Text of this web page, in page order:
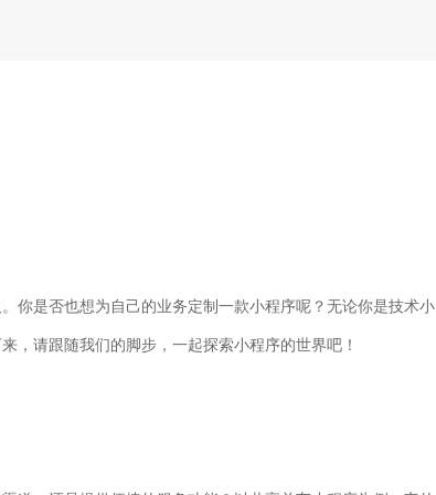
你是否也想为自己的业务定制一款小程序呢？无论你是技术小
，请跟随我们的脚步，一起探索小程序的世界吧！